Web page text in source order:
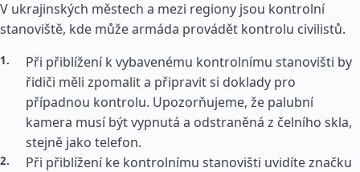
V ukrajinských městech a mezi regiony jsou kontrolní
stanoviště, kde může armáda provádět kontrolu civilistů.
Při přiblížení k vybavenému kontrolnímu stanovišti by
řidiči měli zpomalit a připravit si doklady pro
případnou kontrolu. Upozorňujeme, že palubní
kamera musí být vypnutá a odstraněná z čelního skla,
stejně jako telefon.
Při přiblížení ke kontrolnímu stanovišti uvidíte značku